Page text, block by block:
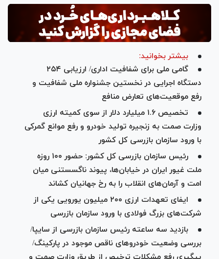
بیشتر بخوانید:
گامی ملی برای شفافیت اداری/ ارزیابی ۲۵۴
دستگاه اجرایی در نخستین جشنواره ملی شفافیت و
رفع موقعیت‌های تعارض منافع
تخصیص ۱.۶ میلیارد دلار از سوی کمیته ارزی
وزارت صمت به زنجیره تولید خودرو و رفع موانع گمرکی
با ورود سازمان بازرسی کل کشور
رئیس سازمان بازرسی کل کشور: حضور ۱۰۰ روزه
ملت غیور ایران در خیابان‌ها، پیوند ناگسستنی میان
امت و آرمان‌های انقلاب را به رخ جهانیان کشاند
ایفای تعهدات ارزی ۲۰۰ میلیون یورویی یکی از
شرکت‌های بزرگ فولادی با ورود سازمان بازرسی
بازدید سه ساعته رئیس سازمان بازرسی از سایپا/
بررسی وضعیت خودرو‌های ناقص موجود در پارکینگ/
پیگیری رفع مشکلات ترخیص از طریق وزارت صمت و